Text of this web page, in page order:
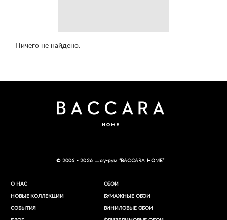
Ничего не найдено.
© 2006 - 2026 Шоу-рум “BACCARA HOME”
О НАС
НОВЫЕ КОЛЛЕКЦИИ
СОБЫТИЯ
ОБОИ
БУМАЖНЫЕ ОБОИ
ВИНИЛОВЫЕ ОБОИ​